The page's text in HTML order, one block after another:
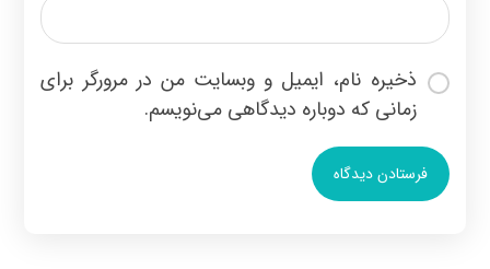
ذخیره نام، ایمیل و وبسایت من در مرورگر برای
زمانی که دوباره دیدگاهی می‌نویسم.